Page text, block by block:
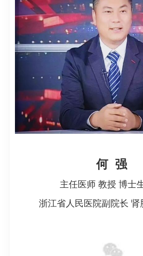
何 强
主任医师 教授 博士
浙江省人民医院副院长